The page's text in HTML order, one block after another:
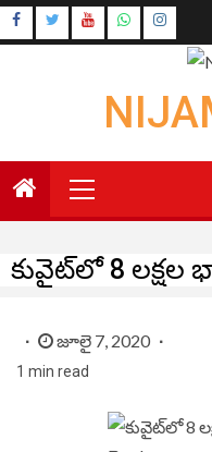
Skip
to
Menu
కువైట్‌లో 8
జూలై 7, 2020
1 min read